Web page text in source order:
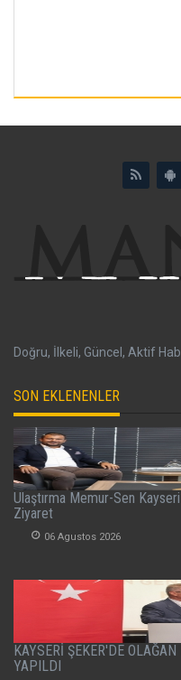
Doğru, İlkeli, Güncel, Aktif
SON EKLENENLER
Ulaştırma Memur-Sen
Ziyaret
06 Agustos 2026
KAYSERİ ŞEKER'DE
YAPILDI